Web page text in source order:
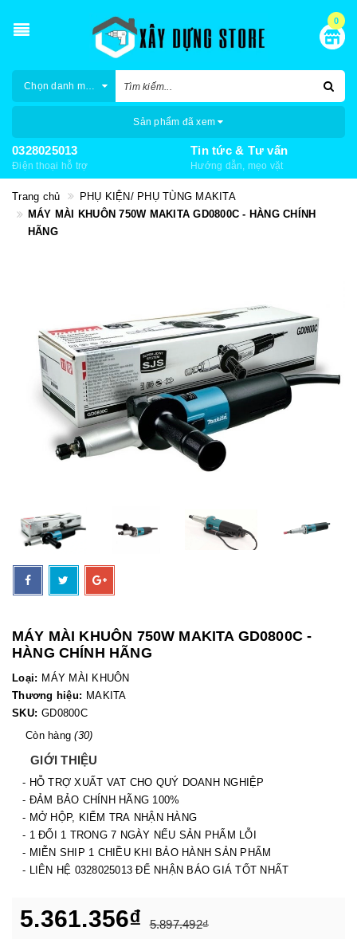
0
Chọn danh mục
Sản phẩm đã xem
0328025013
Điện thoại hỗ trợ
Tin tức & Tư vấn
Hướng dẫn, mẹo vặt
Trang chủ
PHỤ KIỆN/ PHỤ TÙNG MAKITA
MÁY MÀI KHUÔN 750W MAKITA GD0800C - HÀNG CHÍNH
HÃNG
MÁY MÀI KHUÔN 750W MAKITA GD0800C -
HÀNG CHÍNH HÃNG
Loại: MÁY MÀI KHUÔN
Thương hiệu: MAKITA
SKU: GD0800C
Còn hàng(30)
GIỚI THIỆU
- HỖ TRỢ XUẤT VAT CHO QUÝ DOANH NGHIỆP
- ĐẢM BẢO CHÍNH HÃNG 100%
- MỞ HỘP, KIỂM TRA NHẬN HÀNG
- 1 ĐỔI 1 TRONG 7 NGÀY NẾU SẢN PHẨM LỖI
- MIỄN SHIP 1 CHIỀU KHI BẢO HÀNH SẢN PHẨM
- LIÊN HỆ 0328025013 ĐỂ NHẬN BÁO GIÁ TỐT NHẤT
5.361.356₫ 5.897.492₫